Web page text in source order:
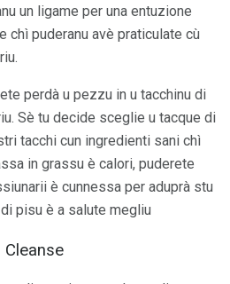
un ligame per una entuzione
chì puderanu avè praticulate cù
perdà u pezzu in u tacchinu di
Sè tu decide sceglie u tacque di
tacchi cun ingredienti sani chì
in grassu è calori, puderete
è cunnessa per aduprà stu
pisu è a salute megliu
Cleanse